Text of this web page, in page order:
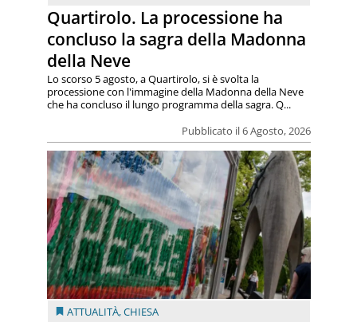
Quartirolo. La processione ha
concluso la sagra della Madonna
della Neve
Pubblicato il 6 Agosto, 2026
Lo scorso 5 agosto, a Quartirolo, si è svolta la
processione con l'immagine della Madonna della Neve
che ha concluso il lungo programma della sagra. Q...
ATTUALITÀ,CHIESA